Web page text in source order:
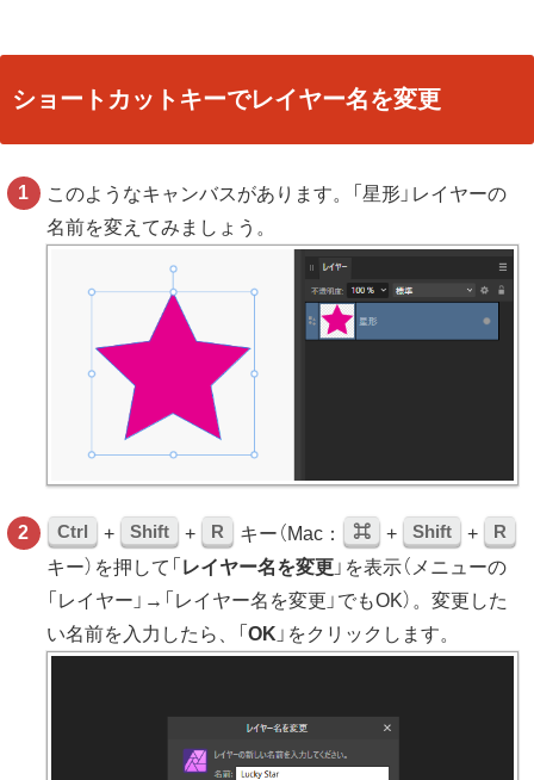
ショートカットキーでレイヤー名を変更
このようなキャンバスがあります。「星形」レイヤーの
名前を変えてみましょう。
Ctrl + Shift + R キー（Mac： ⌘ + Shift +
R
キー）を押して「 レイヤー名を変更 」を表示（メニューの
「レイヤー」→「レイヤー名を変更」でもOK）。変更した
い名前を入力したら、「OK 」をクリックします。